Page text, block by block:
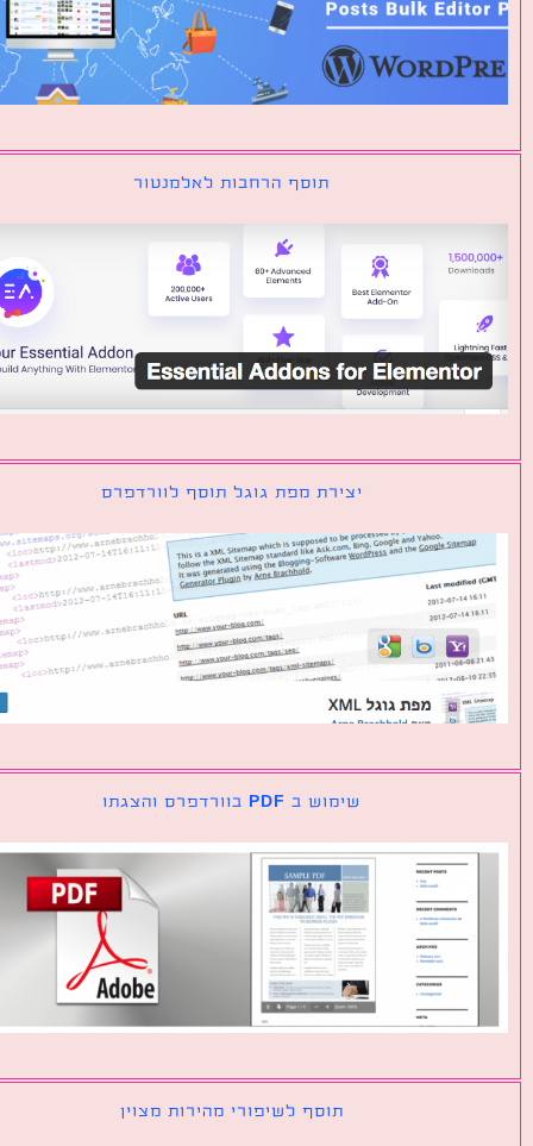
תוסף הרחבות לאלמנטור
יצירת מפת גוגל תוסף לוורדפרס
שימוש ב PDF בוורדפרס והצגתו
תוסף לשיפורי מהירות מצוין